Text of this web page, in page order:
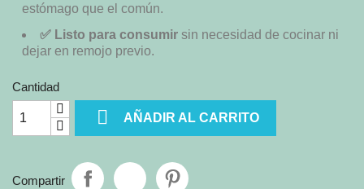
estómago que el común.
✅ Listo para consumir sin necesidad de cocinar ni
dejar en remojo previo.
Cantidad
 AÑADIR AL CARRITO
Compartir